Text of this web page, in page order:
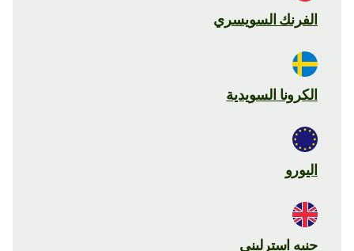
الفرنك السويسري
الكرونا السويدية
اليورو
جنيه استرليني